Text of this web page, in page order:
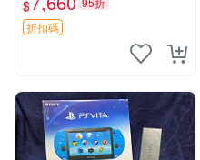
游戲 模擬器
$
折扣碼